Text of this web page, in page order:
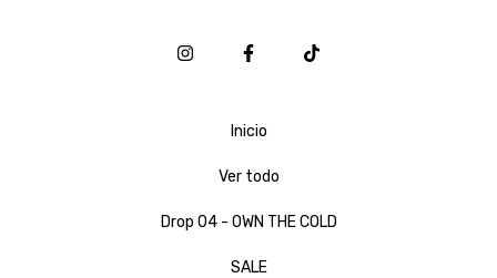
Inicio
Ver todo
Drop 04 - OWN THE COLD
SALE